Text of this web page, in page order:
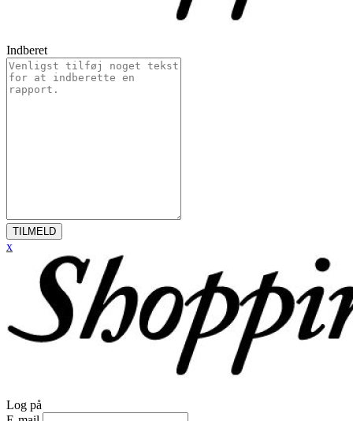
Indberet
TILMELD
x
Log på